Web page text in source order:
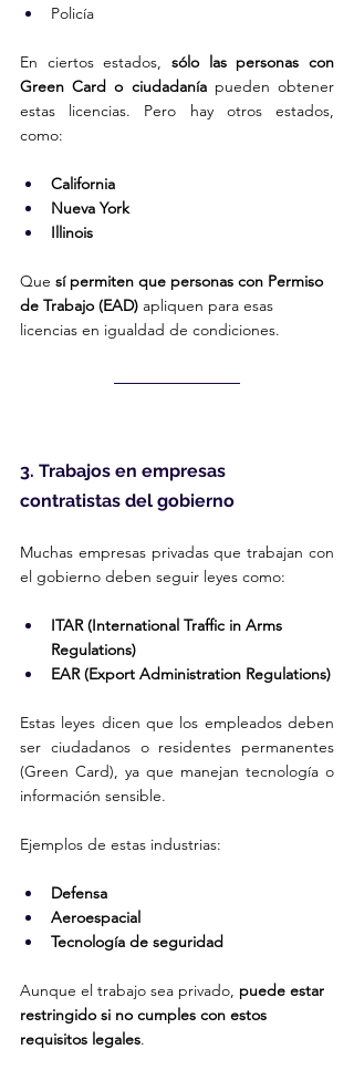
Policía
En ciertos estados, sólo las personas con
Green Card o ciudadanía pueden obtener
estas licencias. Pero hay otros estados,
como:
California
Nueva York
Illinois
Que sí permiten que personas con Permiso
de Trabajo (EAD) apliquen para esas
licencias en igualdad de condiciones.
3. Trabajos en empresas
contratistas del gobierno
Muchas empresas privadas que trabajan con
el gobierno deben seguir leyes como:
ITAR (International Traffic in Arms
Regulations)
EAR (Export Administration Regulations)
Estas leyes dicen que los empleados deben
ser ciudadanos o residentes permanentes
(Green Card), ya que manejan tecnología o
información sensible.
Ejemplos de estas industrias:
Defensa
Aeroespacial
Tecnología de seguridad
Aunque el trabajo sea privado, puede estar
restringido si no cumples con estos
requisitos legales.